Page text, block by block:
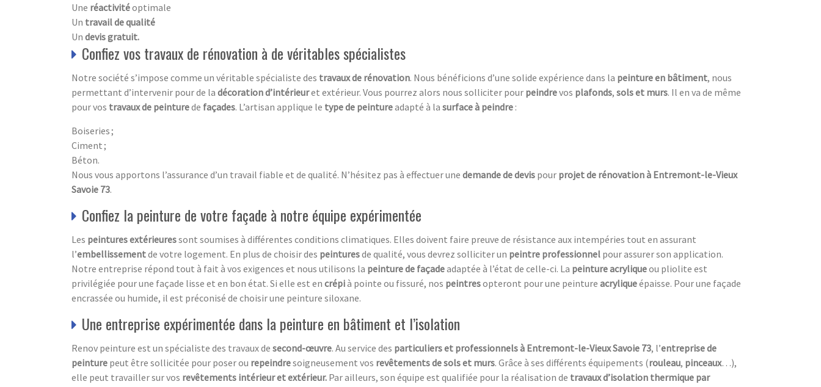
Une réactivitéoptimale
Un travail de qualité
Un devis gratuit.
Confiez vos travaux de rénovation à de véritables spécialistes
Notre société s’impose comme un véritable spécialiste des travaux de rénovation. Nous bénéficions d’une solide expérience dans la peinture en bâtiment, nous
permettant d’intervenir pour de la décoration d’intérieuret extérieur. Vous pourrez alors nous solliciter pour peindrevos plafonds, sols et murs. Il en va de même
pour vos travaux de peinturede façades. L’artisan applique le type de peintureadapté à la surface à peindre :
Boiseries ;
Ciment ;
Béton.
Nous vous apportons l’assurance d’un travail fiable et de qualité. N’hésitez pas à effectuer une demande de devis pour projet de rénovation à Entremont-le-Vieux
Savoie 73.
Confiez la peinture de votre façade à notre équipe expérimentée
Les peintures extérieuressont soumises à différentes conditions climatiques. Elles doivent faire preuve de résistance aux intempéries tout en assurant
l’embellissementde votre logement. En plus de choisir des peinturesde qualité, vous devrez solliciter un peintre professionnel pour assurer son application.
Notre entreprise répond tout à fait à vos exigences et nous utilisons la peinture de façadeadaptée à l’état de celle-ci. La peinture acryliqueou pliolite est
privilégiée pour une façade lisse et en bon état. Si elle est en crépià pointe ou fissuré, nos peintresopteront pour une peinture acryliqueépaisse. Pour une façade
encrassée ou humide, il est préconisé de choisir une peinture siloxane.
Une entreprise expérimentée dans la peinture en bâtiment et l’isolation
Renov peinture est un spécialiste des travaux de second-œuvre. Au service des particuliers et professionnels à Entremont-le-Vieux Savoie 73, l’entreprise de
peinture peut être sollicitée pour poser ou repeindresoigneusement vos revêtements de sols et murs. Grâce à ses différents équipements (rouleau, pinceaux…),
elle peut travailler sur vos revêtements intérieur et extérieur. Par ailleurs, son équipe est qualifiée pour la réalisation de travaux d’isolation thermique par